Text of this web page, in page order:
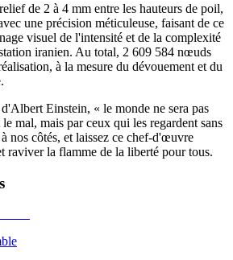
de 2 à 4 mm entre les hauteurs de poil,
une précision méticuleuse, faisant de ce
visuel de l'intensité et de la complexité
iranien. Au total, 2 609 584 nœuds
à la mesure du dévouement et du
Einstein, « le monde ne sera pas
mal, mais par ceux qui les regardent sans
nos côtés, et laissez ce chef-d'œuvre
raviver la flamme de la liberté pour tous.